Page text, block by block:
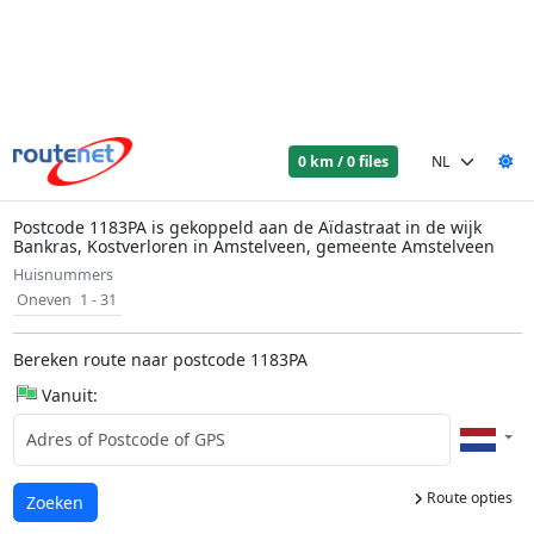
0 km / 0 files
Postcode 1183PA is gekoppeld aan de Aïdastraat in de wijk
Bankras, Kostverloren in Amstelveen, gemeente Amstelveen
Huisnummers
Oneven 1 - 31
Bereken route naar postcode 1183PA
Vanuit:
Route opties
Laden...
Zoeken